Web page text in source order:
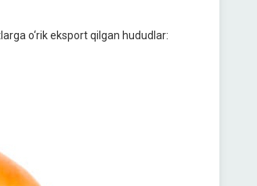
o‘rik eksport qilgan hududlar: